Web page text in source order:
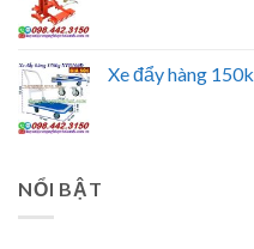
Xe đẩy hàng
NỔI BẬT